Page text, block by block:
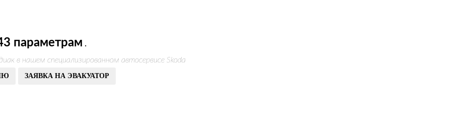
параметрам .
в нашем специализированном автосервисе Skoda
ЗАЯВКА НА ЭВАКУАТОР